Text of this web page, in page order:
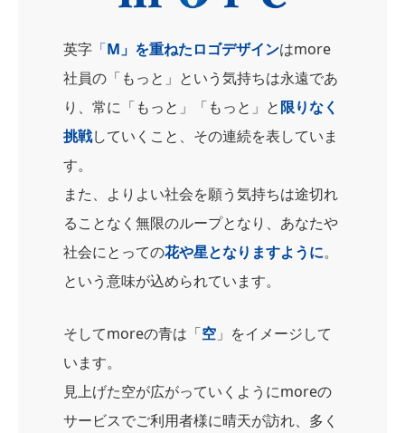
英字 「M」を重ねたロゴデザインはmore
社員の「もっと」という気持ちは永遠であ
り、常に「もっと」「もっと」と限りなく
挑戦していくこと、その連続を表していま
す。
また、よりよい社会を願う気持ちは途切れ
ることなく無限のループとなり、あなたや
社会にとっての花や星となりますように。
という意味が込められています。
そしてmoreの青は「空 」をイメージして
います。
見上げた空が広がっていくようにmoreの
サービスでご利用者様に晴天が訪れ、多く